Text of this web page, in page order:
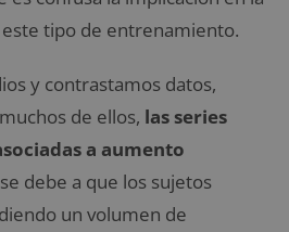
tipo de entrenamiento.
y contrastamos datos,
de ellos, las series
a aumento
debe a que los sujetos
un volumen de